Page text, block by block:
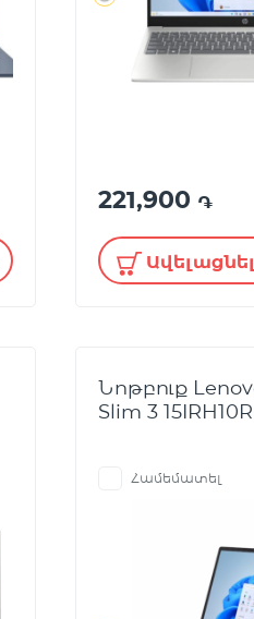
221,900 ֏
Նոթբուք
Slim 3 15IRH10R
Համեմատել